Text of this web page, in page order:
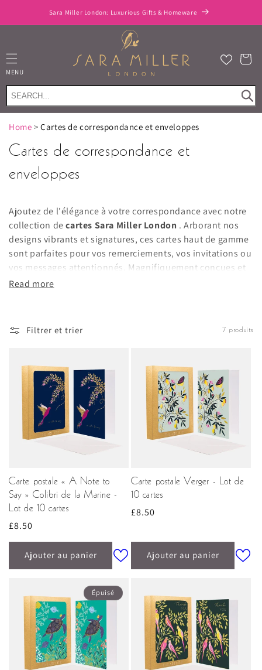
au
Sara Miller London: Luxurious Gifts & Homeware
MENU
Panier
Home >Cartes de correspondance et enveloppes
Cartes de correspondance et
enveloppes
Ajoutez de l'élégance à votre correspondance avec notre
collection de cartes Sara Miller London . Arborant nos
designs vibrants et signatures, ces cartes haut de gamme
sont parfaites pour vos remerciements, vos invitations ou
vos messages attentionnés. Magnifiquement conçues et
ornées de luxueux détails dorés, les cartes Sara Miller
Read more
Filtrer et trier 7 produits
Carte postale « A Note to
Say » Colibri de la Marine -
Lot de 10 cartes
Prix
habituel
£8.50
Ajouter au panier
Carte postale Verger - Lot de
10 cartes
Prix
£8.50
Ajouter au panier
Épuisé